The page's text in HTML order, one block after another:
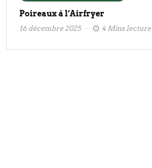
Poireaux à l’Airfryer
16 décembre 2025 4 Mins lecture